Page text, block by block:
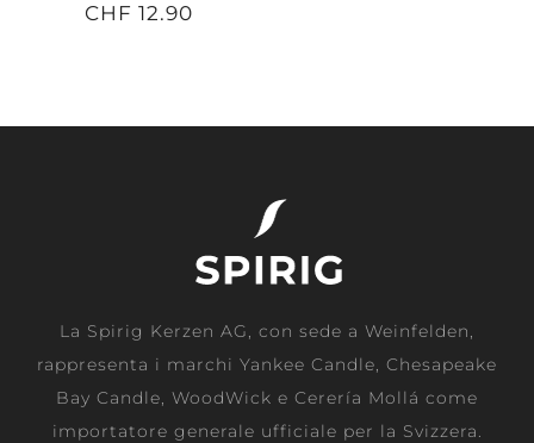
CHF 12.90
La Spirig Kerzen AG, con sede a Weinfelden,
rappresenta i marchi Yankee Candle, Chesapeake
Bay Candle, WoodWick e Cerería Mollá come
importatore generale ufficiale per la Svizzera.